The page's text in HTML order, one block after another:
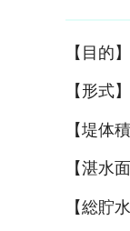
【目的
【形式
【堤体
【湛水
【総貯